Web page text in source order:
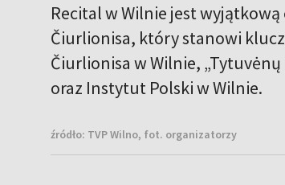
Recital w Wilnie jest
Čiurlionisa, który stanowi
Čiurlionisa w Wilnie,
oraz Instytut Polski w Wilnie.
źródło: TVP Wilno, fot. organizatorzy